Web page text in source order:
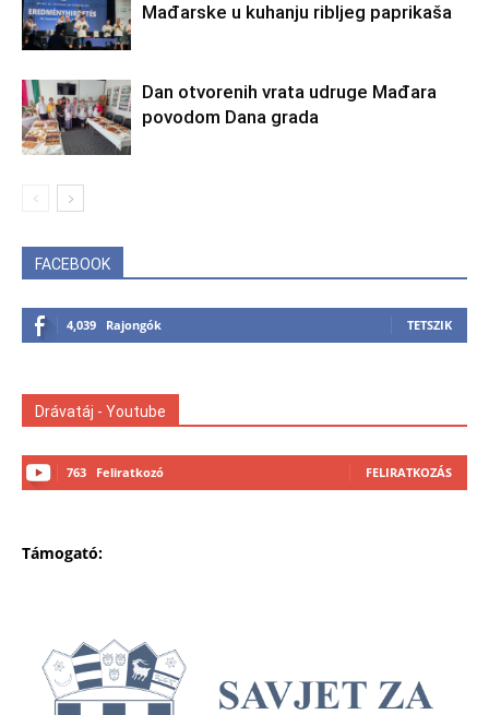
Mađarske u kuhanju ribljeg paprikaša
Dan otvorenih vrata udruge Mađara
povodom Dana grada
FACEBOOK
4,039 Rajongók TETSZIK
Drávatáj - Youtube
763 Feliratkozó FELIRATKOZÁS
Támogató: